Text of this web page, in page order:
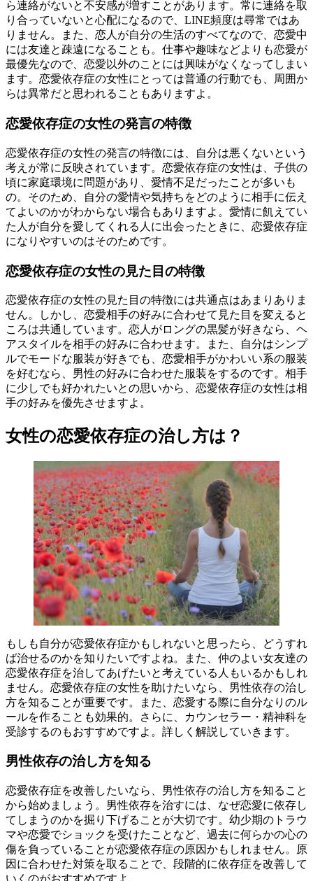
ら連絡がないと不安感が増すことがあります。常に連絡を取
り合っていないと心配になるので、LINE頻度は尋常ではあ
りません。また、恋人が自分の生活のすべてなので、恋愛中
には友達と疎遠になることも。仕事や趣味などよりも恋愛が
最優先なので、恋愛以外のことには興味がなくなってしまい
ます。恋愛依存症の女性にとっては普通の行動でも、周囲か
らは異常だと思われることもありますよ。
恋愛依存症の女性の発言の特徴
恋愛依存症の女性の発言の特徴には、自分は悪くないという
考えが常に反映されています。恋愛依存症の女性は、子供の
頃に家庭環境に問題があり、愛情不足だったことが多いも
の。そのため、自分の愛情や気持ちをどのように相手に伝え
てよいのかがわからない場合もありますよ。愛情に飢えてい
た人が自分を愛してくれる人に出会ったときに、恋愛依存症
になりやすいのはそのためです。
恋愛依存症の女性の見た目の特徴
恋愛依存症の女性の見た目の特徴には共通点はあまりありま
せん。しかし、恋愛相手の好みに合わせて見た目を変えると
ころは共通しています。恋人がロングの黒髪が好きなら、ヘ
アスタイルを相手の好みに合わせます。また、自分はシンプ
ルでモードな服装が好きでも、恋愛相手がかわいい系の服装
を好むなら、男性の好みに合わせた服装をするのです。相手
に少しでも好かれたいとの思いから、恋愛依存症の女性は相
手の好みを優先させますよ。
女性の恋愛依存症の治し方は？
もしも自分が恋愛依存症かもしれないと思ったら、どうすれ
ば治せるのかを知りたいですよね。また、仲のよい女友達の
恋愛依存症を治してあげたいと考えている人もいるかもしれ
ません。恋愛依存症の女性を助けたいなら、男性依存の治し
方を知ることが重要です。また、恋愛する際に自分なりのル
ールを作ることも効果的。さらに、カウンセラー・精神科を
受診するのもおすすめですよ。詳しく解説していきます。
男性依存の治し方を知る
恋愛依存症を改善したいなら、男性依存の治し方を知ること
から始めましょう。男性依存を治すには、なぜ恋愛に依存し
てしまうのかを掘り下げることが大切です。幼少期のトラウ
マや恋愛でショックを受けたことなど、過去に何らかの心の
傷を負っていることが恋愛依存症の原因かもしれません。原
因に合わせた対策を取ることで、段階的に依存症を改善して
いくのがおすすめですよ。